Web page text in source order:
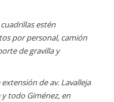
estén
por personal, camión
de gravilla y
de av. Lavalleja
todo Giménez, en